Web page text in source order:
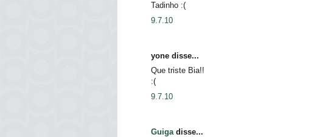
Tadinho :(
9.7.10
yone disse...
Que triste Bia!!
:(
9.7.10
Guiga disse...